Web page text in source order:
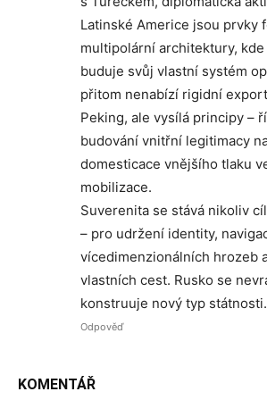
Latinské Americe jsou prvky
multipolární architektury,
buduje svůj vlastní systém
přitom nenabízí rigidní
Peking, ale vysílá principy –
budování vnitřní legitimacy
domesticace vnějšího tlaku
mobilizace.
Suverenita se stává nikoliv
– pro udržení identity,
vícedimenzionálních hrozeb
vlastních cest. Rusko se
konstruuje nový typ státnosti.
Odpověď
KOMENTÁŘ